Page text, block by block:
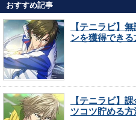
おすすめ記事
【テニラビ】
ンを獲得できる
【テニラビ】
ツコツ貯める方